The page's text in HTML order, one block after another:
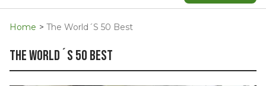
Navigation
Home > The World´s 50 Best
the world´s 50 best